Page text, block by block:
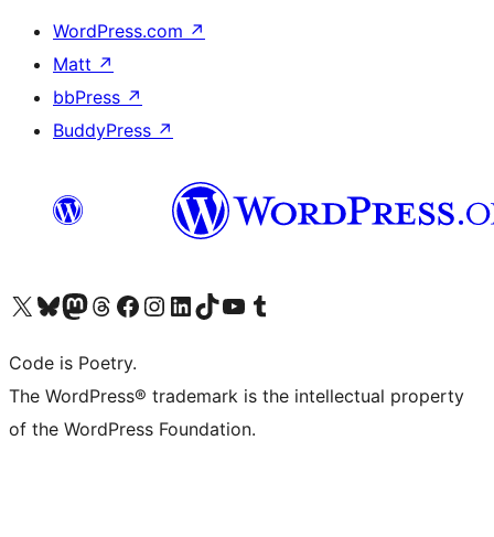
WordPress.com ↗
Matt ↗
bbPress ↗
BuddyPress ↗
ຢ້ຽມຊົມບັນຊີ X (ຊື່ເກົ່າ Twitter) ຂອງພວກເຮົາຢ້ຽມຊົມບັນຊີ Bluesky ຂອງພວກເຮົາຢ້ຽມຊົມບັນຊີ Mastodon ຂອງພວກເຮົາຢ້ຽມຊົມບັນຊີ Threads ຂອງພວກເຮົາຢ້ຽມຊົມໜ້າ Facebook ຂອງພວກເຮົາຢ້ຽມຊົມບັນຊີ Instagram ຂອງພວກເຮົາຢ້ຽມຊົມບັນຊີ LinkedIn ຂອງພວກເຮົາຢ້ຽມຊົມບັນຊີ TikTok ຂອງພວກເຮົາຢ້ຽມຊົມຊ່ອງ YouTube ຂອງພວກເຮົາຢ້ຽມຊົມບັນຊີ Tumblr ຂອງພວກເຮົາ
Code is Poetry.
The WordPress® trademark is the intellectual property
of the WordPress Foundation.